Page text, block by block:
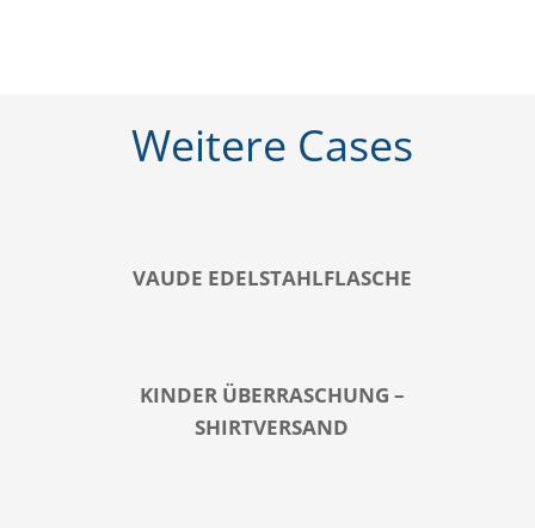
Weitere Cases
VAUDE EDELSTAHLFLASCHE
KINDER ÜBERRASCHUNG –
SHIRTVERSAND